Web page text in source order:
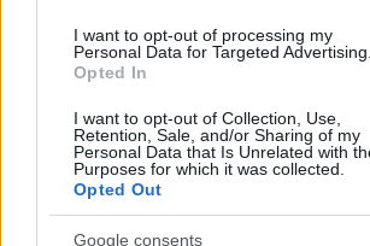
I want to opt-out of processing my
Personal Data for Targeted Advertising.
Opted In
I want to opt-out of Collection, Use,
Retention, Sale, and/or Sharing of my
Personal Data that Is Unrelated with
Purposes for which it was collected.
Opted Out
Google consents
Tutto sull’America Latina e il suo
economia e politica del vecchio
gratis alla newsletter di Paolo
Manzohttp://paolomanzo.